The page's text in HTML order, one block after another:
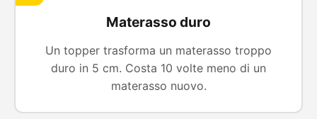
Materasso duro
Un topper trasforma un materasso troppo
duro in 5 cm. Costa 10 volte meno di un
materasso nuovo.